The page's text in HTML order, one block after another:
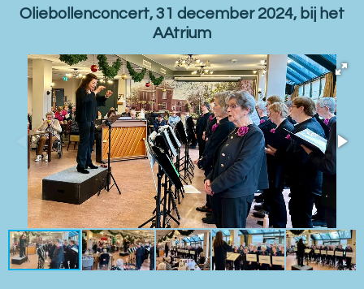
Oliebollenconcert, 31 december 2024, bij het
AAtrium